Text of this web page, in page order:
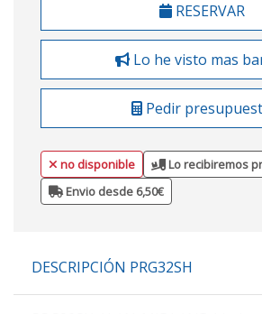
RESERVAR
Lo he visto mas
Pedir
no disponible
Lo recibiremos
Envio desde 6,50€
DESCRIPCIÓN PRG32SH